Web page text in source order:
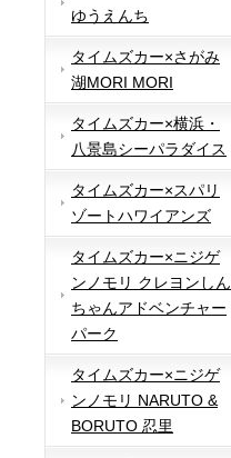
ゆうえんち
タイムズカー×さがみ
湖MORI MORI
タイムズカー×横浜・
八景島シーパラダイス
タイムズカー×スパリ
ゾートハワイアンズ
タイムズカー×ニジゲ
ンノモリ クレヨンしん
ちゃんアドベンチャー
パーク
タイムズカー×ニジゲ
ンノモリ NARUTO &
BORUTO 忍里